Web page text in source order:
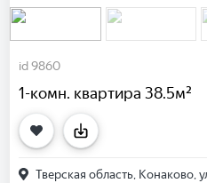
id 9860
1-комн. квартира 38.5м²
Тверская область, Конаково,